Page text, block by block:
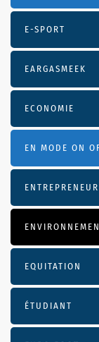
E-SPORT
EARGASMEEK
ECONOMIE
EN MODE ON
ENTREPRENEUR
EQUITATION
ÉTUDIANT